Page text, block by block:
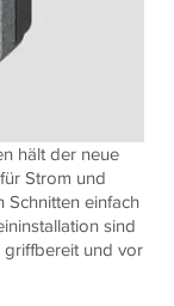
hält der neue
Strom und
Schnitten einfach
sind
griffbereit und vor